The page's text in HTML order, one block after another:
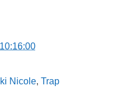
10:16:00
Nicole, Trap